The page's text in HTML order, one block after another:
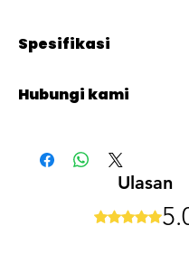
Spesifikasi
Number Of Burners
: 60.000
Hubungi kami
Ulasan
Dinilai 5 dari 5